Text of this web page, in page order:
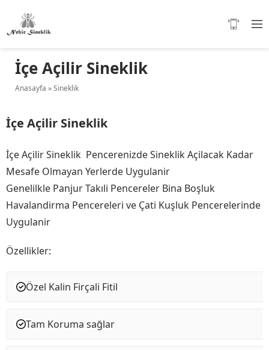
İçe Açilir Sineklik
Anasayfa »Sineklik
İçe Açilir Sineklik
İçe Açilir Sineklik Pencerenizde Sineklik Açilacak Kadar
Mesafe Olmayan Yerlerde Uygulanir
Genelilkle Panjur Takıli Pencereler Bina Boşluk
Havalandirma Pencereleri ve Çati Kuşluk Pencerelerinde
Uygulanir
Özellikler:
Özel Kalin Firçali Fitil
Tam Koruma sağlar